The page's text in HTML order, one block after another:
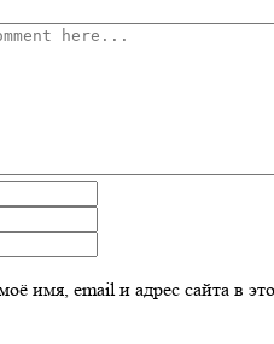
имя, email и адрес сайта в